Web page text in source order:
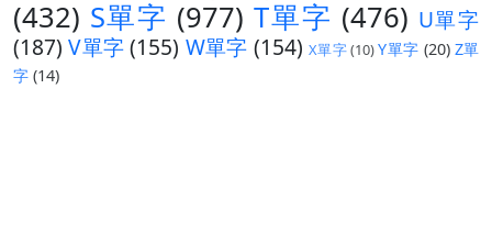
(432) S單字 (977) T單字 (476) U單字
(187) V單字(155) W單字 (154) X單字(10)Y單字 (20) Z單
字 (14)